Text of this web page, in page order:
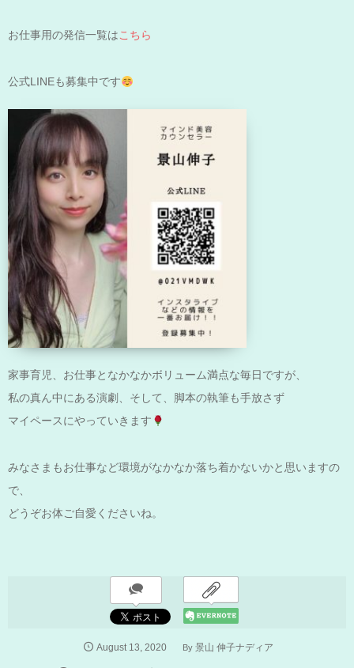
お仕事用の発信一覧はこちら
公式LINEも募集中です
家事育児、お仕事となかなかボリューム満点な毎日ですが、
私の真ん中にある演劇、そして、脚本の執筆も手放さず
マイペースにやっていきます
みなさまもお仕事など環境がなかなか落ち着かないかと思いますの
で、
どうぞお体ご自愛くださいね。
August 13 2020 By 景山 伸子ナディア